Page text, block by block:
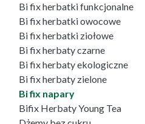
Bi fix herbatki funkcjonalne
Bi fix herbatki owocowe
Bi fix herbatki ziołowe
Bi fix herbaty czarne
Bi fix herbaty ekologiczne
Bi fix herbaty zielone
Bi fix napary
Bifix Herbaty Young Tea